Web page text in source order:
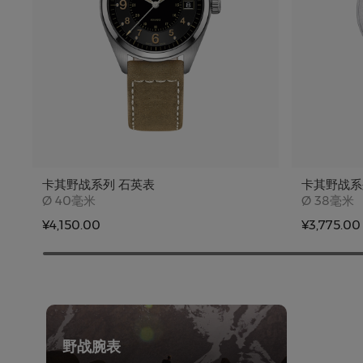
卡其野战系列 石英表
Ø Case size
40毫米
¥4,150.00
卡其野战
Ø Case
38毫米
¥3,775.00
野战腕表